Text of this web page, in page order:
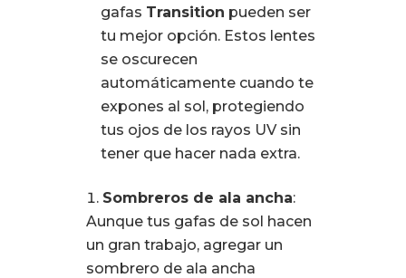
gafas Transition pueden ser
tu mejor opción. Estos lentes
se oscurecen
automáticamente cuando te
expones al sol, protegiendo
tus ojos de los rayos UV sin
tener que hacer nada extra.
Sombreros de ala ancha:
Aunque tus gafas de sol hacen
un gran trabajo, agregar un
sombrero de ala ancha